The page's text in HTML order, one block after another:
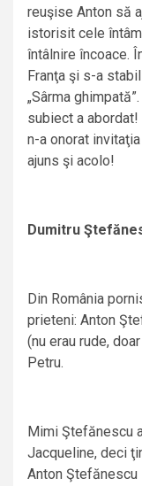
reuşise Anton să
istorisit cele
întâlnire încoace.
Franţa şi s-a
„Sârma
subiect a
n-a onorat
ajuns şi acolo!
Dumitru
Din România
prieteni: Anton
(nu erau rude,
Petru.
Mimi Ştefănescu
Jacqueline, deci
Anton Ştefănescu